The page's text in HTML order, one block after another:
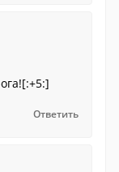
Ответить